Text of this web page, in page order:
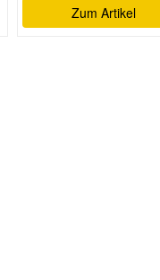
Zum Artikel